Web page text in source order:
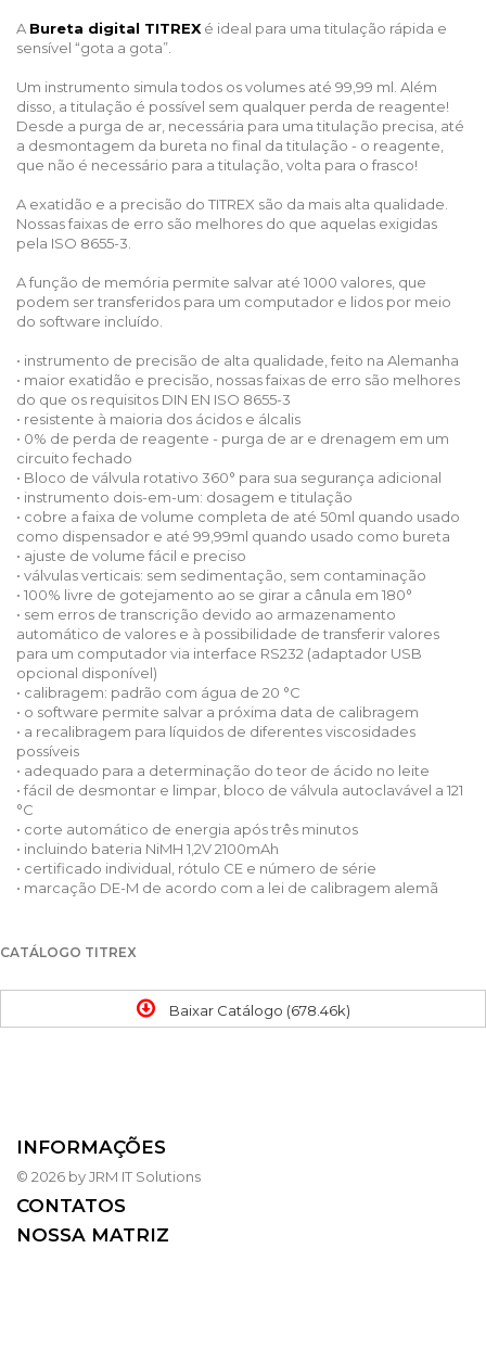
A Bureta digital TITREX é ideal para uma titulação rápida e
sensível “gota a gota”.
Um instrumento simula todos os volumes até 99,99 ml. Além
disso, a titulação é possível sem qualquer perda de reagente!
Desde a purga de ar, necessária para uma titulação precisa, até
a desmontagem da bureta no final da titulação - o reagente,
que não é necessário para a titulação, volta para o frasco!
A exatidão e a precisão do TITREX são da mais alta qualidade.
Nossas faixas de erro são melhores do que aquelas exigidas
pela ISO 8655-3.
A função de memória permite salvar até 1000 valores, que
podem ser transferidos para um computador e lidos por meio
do software incluído.
• instrumento de precisão de alta qualidade, feito na Alemanha
• maior exatidão e precisão, nossas faixas de erro são melhores
do que os requisitos DIN EN ISO 8655-3
• resistente à maioria dos ácidos e álcalis
• 0% de perda de reagente - purga de ar e drenagem em um
circuito fechado
• Bloco de válvula rotativo 360° para sua segurança adicional
• instrumento dois-em-um: dosagem e titulação
• cobre a faixa de volume completa de até 50ml quando usado
como dispensador e até 99,99ml quando usado como bureta
• ajuste de volume fácil e preciso
• válvulas verticais: sem sedimentação, sem contaminação
• 100% livre de gotejamento ao se girar a cânula em 180°
• sem erros de transcrição devido ao armazenamento
automático de valores e à possibilidade de transferir valores
para um computador via interface RS232 (adaptador USB
opcional disponível)
• calibragem: padrão com água de 20 °C
• o software permite salvar a próxima data de calibragem
• a recalibragem para líquidos de diferentes viscosidades
possíveis
• adequado para a determinação do teor de ácido no leite
• fácil de desmontar e limpar, bloco de válvula autoclavável a 121
°C
• corte automático de energia após três minutos
• incluindo bateria NiMH 1,2V 2100mAh
• certificado individual, rótulo CE e número de série
• marcação DE-M de acordo com a lei de calibragem alemã
CATÁLOGO TITREX
Baixar Catálogo (678.46k)
INFORMAÇÕES
© 2026 by JRM IT Solutions
CONTATOS
NOSSA MATRIZ